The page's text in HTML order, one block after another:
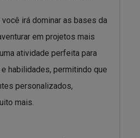
irá dominar as bases da
em projetos mais
atividade perfeita para
habilidades, permitindo que
personalizados,
mais.